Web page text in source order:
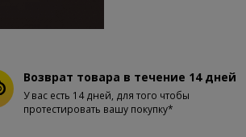
Возврат товара в течение 14 дней
У вас есть 14 дней, для того чтобы
протестировать вашу покупку*